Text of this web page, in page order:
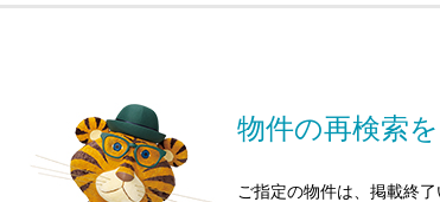
物件の再検索
ご指定の物件は、掲載終了